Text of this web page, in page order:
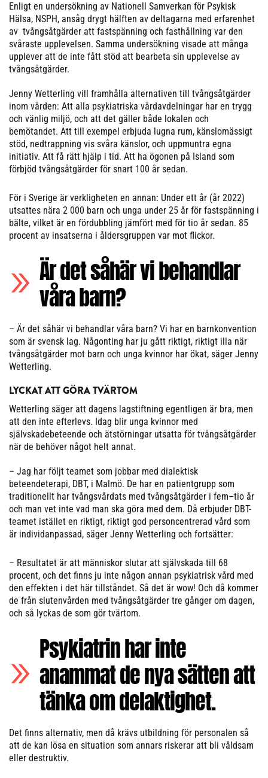
Enligt en undersökning av Nationell Samverkan för Psykisk
Hälsa, NSPH, ansåg drygt hälften av deltagarna med erfarenhet
av tvångsåtgärder att fastspänning och fasthållning var den
svåraste upplevelsen. Samma undersökning visade att många
upplever att de inte fått stöd att bearbeta sin upplevelse av
tvångsåtgärder.
Jenny Wetterling vill framhålla alternativen till tvångsåtgärder
inom vården: Att alla psykiatriska vårdavdelningar har en trygg
och vänlig miljö, och att det gäller både lokalen och
bemötandet. Att till exempel erbjuda lugna rum, känslomässigt
stöd, nedtrappning vis svåra känslor, och uppmuntra egna
initiativ. Att få rätt hjälp i tid. Att ha ögonen på Island som
förbjöd tvångsåtgärder för snart 100 år sedan.
För i Sverige är verkligheten en annan: Under ett år (år 2022)
utsattes nära 2 000 barn och unga under 25 år för fastspänning i
bälte, vilket är en fördubbling jämfört med för tio år sedan. 85
procent av insatserna i åldersgruppen var mot flickor.
Är det såhär vi behandlar
våra barn?
– Är det såhär vi behandlar våra barn? Vi har en barnkonvention
som är svensk lag. Någonting har ju gått riktigt, riktigt illa när
tvångsåtgärder mot barn och unga kvinnor har ökat, säger Jenny
Wetterling.
LYCKAT ATT GÖRA TVÄRTOM
Wetterling säger att dagens lagstiftning egentligen är bra, men
att den inte efterlevs. Idag blir unga kvinnor med
självskadebeteende och ätstörningar utsatta för tvångsåtgärder
när de behöver något helt annat.
– Jag har följt teamet som jobbar med dialektisk
beteendeterapi, DBT, i Malmö. De har en patientgrupp som
traditionellt har tvångsvårdats med tvångsåtgärder i fem–tio år
och man vet inte vad man ska göra med dem. Då erbjuder DBT-
teamet istället en riktigt, riktigt god personcentrerad vård som
är individanpassad, säger Jenny Wetterling och fortsätter:
– Resultatet är att människor slutar att självskada till 68
procent, och det finns ju inte någon annan psykiatrisk vård med
den effekten i det här tillståndet. Så det är wow! Och då kommer
de från slutenvården med tvångsåtgärder tre gånger om dagen,
och så lyckas de som gör tvärtom.
Psykiatrin har inte
anammat de nya sätten att
tänka om delaktighet.
Det finns alternativ, men då krävs utbildning för personalen så
att de kan lösa en situation som annars riskerar att bli våldsam
eller destruktiv.